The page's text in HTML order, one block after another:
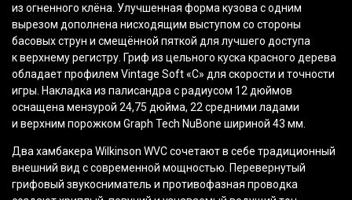
из огненного клёна. Улучшенная форма кузова с одним
вырезом дополнена нисходящим выступом со стороны
басовых струн и смещённой пяткой для лучшего доступа
к верхнему регистру. Гриф из цельного куска красного дерева
обладает профилем Vintage Soft«C» для скорости и точности
игры. Накладка из палисандра с радиусом 12 дюймов
оснащена мензурой 24,75 дюйма, 22 средними ладами
и верхним порожком Graph Tech NuBone шириной 43 мм.
Два хамбакера Wilkinson WVC сочетают в себе традиционный
внешний вид с современной мощностью. Перевернутый
грифовый звукосниматель и противофазная проводка